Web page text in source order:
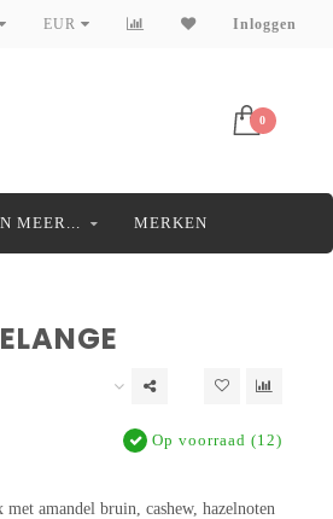
EUR Inloggen
0
MEER... MERKEN
Op voorraad (12)
amandel bruin, cashew, hazelnoten